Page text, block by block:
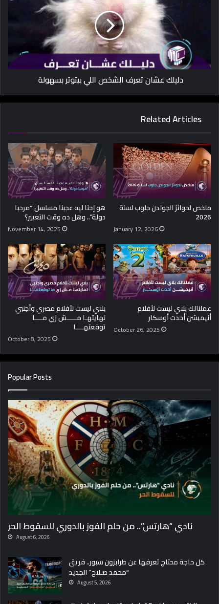
دليلك عشان تعرف الشخص اللي بيتوتر بسهولة
Related Articles
ملخص لجوائز الجولدن جلوب لسنة
2026
January 12, 2026
هو إحنا ليه عجبنا مسلسل “مرحبا
دولة”.. وهل ده وقت التغيير؟
November 14, 2025
عملنالك بلاي ليست لأفلام
أنيميشن أخدت أوسكار
October 26, 2025
بلاي ليست لأفلام مصري وأجنبي
نهايتهـا مـــــش زي مــــا
توقعتهــــا
October 8, 2025
Popular Posts
نادي “هارتس”.. من حلم الفوز بالدوري للسقوط الحر
August 6, 2026
كل حاجة محتاج تعرفها عن طرابزون سبور.. فريق
“محمد صـلاح” الجديد
August 5, 2026